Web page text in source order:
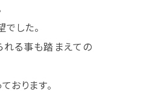
した。
れる事も踏まえての
おります。